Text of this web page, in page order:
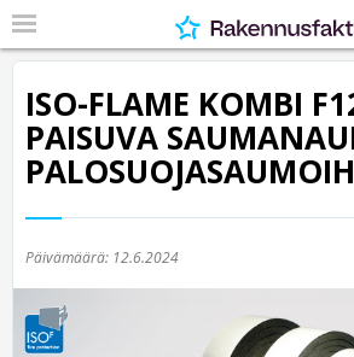
ISO-FLAME KOMBI
PAISUVA
Päivämäärä: 12.6.2024